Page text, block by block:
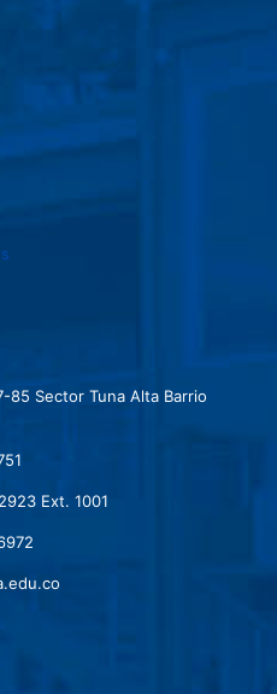
85 Sector Tuna Alta Barrio
Ext. 1001